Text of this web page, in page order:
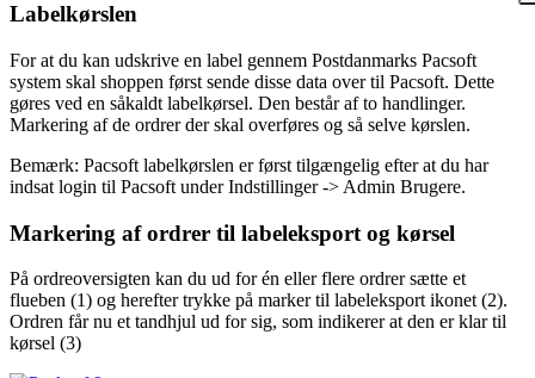
Labelkørslen
For at du kan udskrive en label gennem Postdanmarks Pacsoft
system skal shoppen først sende disse data over til Pacsoft. Dette
gøres ved en såkaldt labelkørsel. Den består af to handlinger.
Markering af de ordrer der skal overføres og så selve kørslen.
Bemærk: Pacsoft labelkørslen er først tilgængelig efter at du har
indsat login til Pacsoft under Indstillinger -> Admin Brugere.
Markering af ordrer til labeleksport og kørsel
På ordreoversigten kan du ud for én eller flere ordrer sætte et
flueben (1) og herefter trykke på marker til labeleksport ikonet (2).
Ordren får nu et tandhjul ud for sig, som indikerer at den er klar til
kørsel (3)